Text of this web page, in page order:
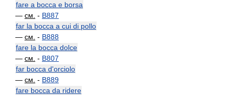
fare a bocca e borsa
— см. - B887
far la bocca a cui di pollo
— см. - B888
fare la bocca dolce
— см. - B807
far bocca d'orciolo
— см. - B889
fare bocca da ridere